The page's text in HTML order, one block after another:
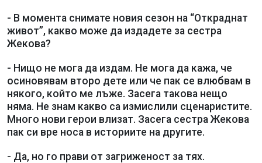
- В момента снимате новия сезон на “Откраднат
живот”, какво може да издадете за сестра
Жекова?
- Нищо не мога да издам. Не мога да кажа, че
осиновявам второ дете или че пак се влюбвам в
някого, който ме лъже. Засега такова нещо
няма. Не знам какво са измислили сценаристите.
Много нови герои влизат. Засега сестра Жекова
пак си вре носа в историите на другите.
- Да, но го прави от загриженост за тях.